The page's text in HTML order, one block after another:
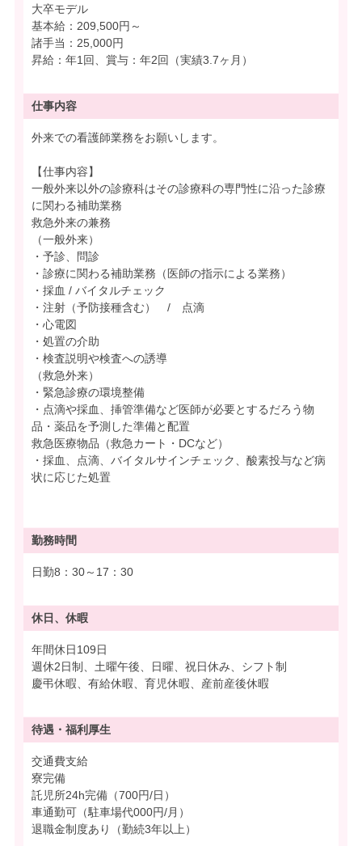
大卒モデル
基本給：209,500円～
諸手当：25,000円
昇給：年1回、賞与：年2回（実績3.7ヶ月）
仕事内容
外来での看護師業務をお願いします。
【仕事内容】
一般外来以外の診療科はその診療科の専門性に沿った診療
に関わる補助業務
救急外来の兼務
（一般外来）
・予診、問診
・診療に関わる補助業務（医師の指示による業務）
・採血 / バイタルチェック
・注射（予防接種含む） / 点滴
・心電図
・処置の介助
・検査説明や検査への誘導
（救急外来）
・緊急診療の環境整備
・点滴や採血、挿管準備など医師が必要とするだろう物
品・薬品を予測した準備と配置
救急医療物品（救急カート・DCなど）
・採血、点滴、バイタルサインチェック、酸素投与など病
状に応じた処置
勤務時間
日勤8：30～17：30
休日、休暇
年間休日109日
週休2日制、土曜午後、日曜、祝日休み、シフト制
慶弔休暇、有給休暇、育児休暇、産前産後休暇
待遇・ 福利厚生
交通費支給
寮完備
託児所24h完備（700円/日）
車通勤可（駐車場代000円/月）
退職金制度あり（勤続3年以上）